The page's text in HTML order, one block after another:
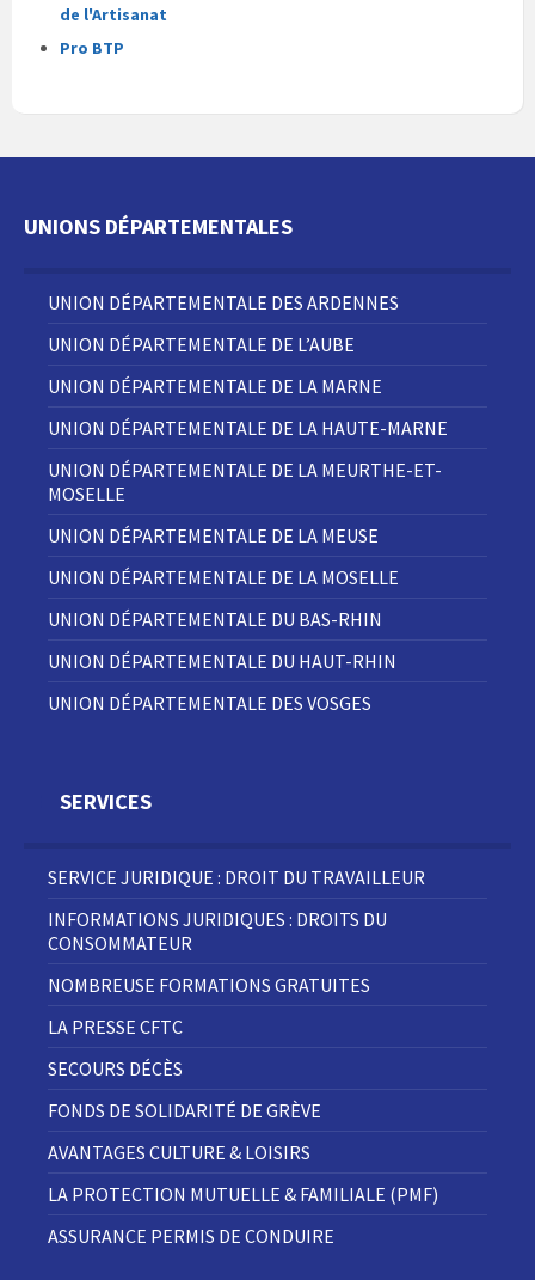
de l'Artisanat
Pro BTP
UNIONS DÉPARTEMENTALES
UNION DÉPARTEMENTALE DES ARDENNES
UNION DÉPARTEMENTALE DE L’AUBE
UNION DÉPARTEMENTALE DE LA MARNE
UNION DÉPARTEMENTALE DE LA HAUTE-MARNE
UNION DÉPARTEMENTALE DE LA MEURTHE-ET-
MOSELLE
UNION DÉPARTEMENTALE DE LA MEUSE
UNION DÉPARTEMENTALE DE LA MOSELLE
UNION DÉPARTEMENTALE DU BAS-RHIN
UNION DÉPARTEMENTALE DU HAUT-RHIN
UNION DÉPARTEMENTALE DES VOSGES
SERVICES
SERVICE JURIDIQUE : DROIT DU TRAVAILLEUR
INFORMATIONS JURIDIQUES : DROITS DU
CONSOMMATEUR
NOMBREUSE FORMATIONS GRATUITES
LA PRESSE CFTC
SECOURS DÉCÈS
FONDS DE SOLIDARITÉ DE GRÈVE
AVANTAGES CULTURE & LOISIRS
LA PROTECTION MUTUELLE & FAMILIALE (PMF)
ASSURANCE PERMIS DE CONDUIRE